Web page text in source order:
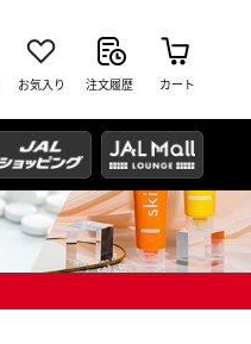
お気入り 注文履歴 カート